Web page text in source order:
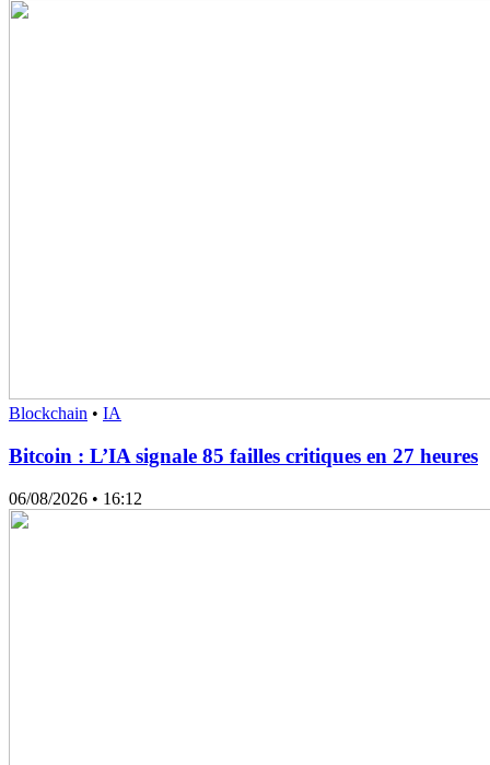
Blockchain • IA
Bitcoin : L’IA signale 85 failles critiques en 27 heures
06/08/2026 • 16:12